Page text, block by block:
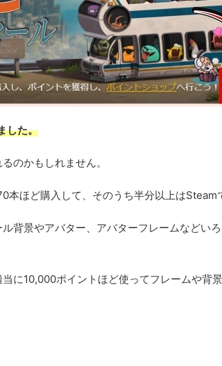
した。
のかもしれません。
本ほど購入して、そのうち半分以上はSteam
背景やアバター、アバターフレームなどい
に10,000ポイントほど使ってフレームや背